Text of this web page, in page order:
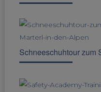
Schneeschuhtour zum